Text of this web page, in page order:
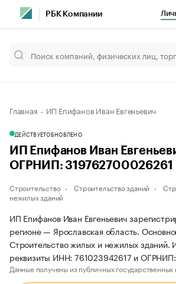
РБК Компании
Главная ИП Епифанов Иван Евгеньевич
ДЕЙСТВУЕТОБНОВЛЕНО
ИП Епифанов Иван
ОГРНИП: 319762700026261
Строительство Строительство зданий
нежилых зданий
ИП Епифанов Иван Евгеньевич
регионе — Ярославская область.
Строительство жилых и нежилых зданий.
реквизиты ИНН: 761023942617 и
Данные получены из публичных государственных